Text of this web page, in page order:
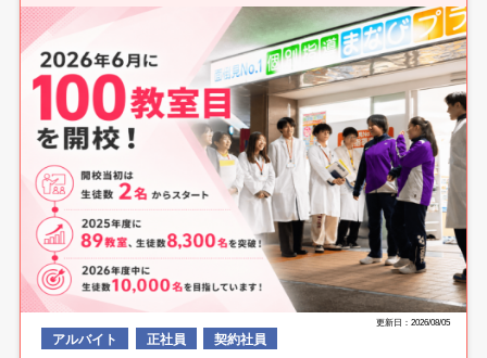
更新日：2026/08/05
アルバイト 正社員 契約社員